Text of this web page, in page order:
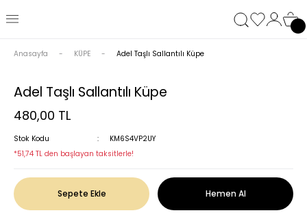
Anasayfa KÜPE Adel Taşlı Sallantılı Küpe
Adel Taşlı Sallantılı Küpe
480,00 TL
Stok Kodu
KM6S4VP2UY
*51,74 TL den başlayan taksitlerle!
Sepete Ekle Hemen Al